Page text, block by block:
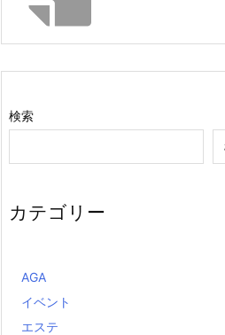
検索
カテゴリー
AGA
イベント
エステ